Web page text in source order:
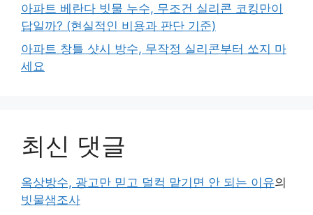
아파트 베란다 빗물 누수, 무조건 실리콘 코킹만이
답일까? (현실적인 비용과 판단 기준)
아파트 창틀 샷시 방수, 무작정 실리콘부터 쏘지 마
세요
최신 댓글
옥상방수, 광고만 믿고 덜컥 맡기면 안 되는 이유의
빗물샘조사